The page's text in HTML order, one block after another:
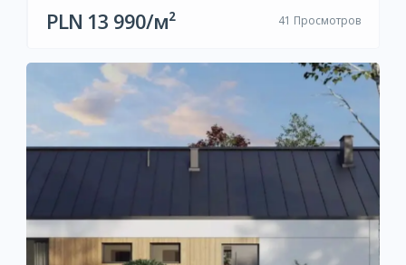
расположенного в историческом районе Гарбары на
фасадом цвета кашемира […]
PLN 13 990/м² 41 Просмотров